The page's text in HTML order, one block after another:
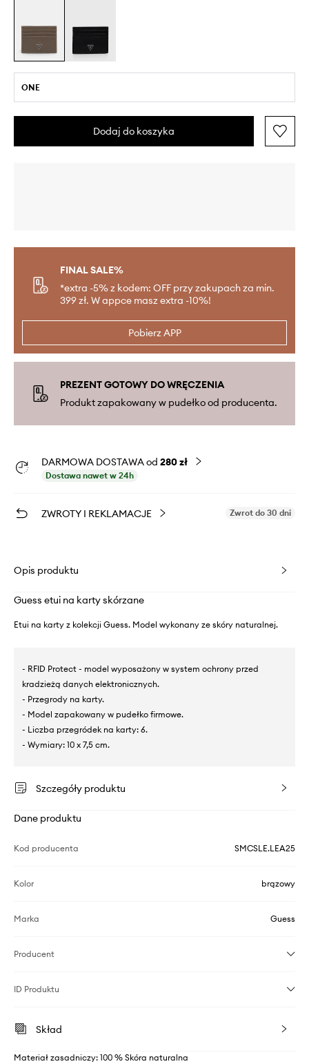
ONE
Dodaj do koszyka
FINAL SALE%
*extra -5% z kodem: OFF przy zakupach za min.
399 zł. W appce masz extra -10%!
Pobierz APP
PREZENT GOTOWY DO WRĘCZENIA
Produkt zapakowany w pudełko od producenta.
DARMOWA DOSTAWA od 280 zł
Dostawa nawet w 24h
ZWROTY I REKLAMACJE Zwrot do 30 dni
Opis produktu
Guess etui na karty skórzane
Etui na karty z kolekcji Guess. Model wykonany ze skóry naturalnej.
- RFID Protect - model wyposażony w system ochrony przed
kradzieżą danych elektronicznych.
- Przegrody na karty.
- Model zapakowany w pudełko firmowe.
- Liczba przegródek na karty: 6.
- Wymiary: 10 x 7,5 cm.
Szczegóły produktu
Dane produktu
Kod producenta SMCSLE.LEA25
Kolor brązowy
Marka Guess
Producent
ID Produktu
Skład
Materiał zasadniczy: 100 % Skóra naturalna